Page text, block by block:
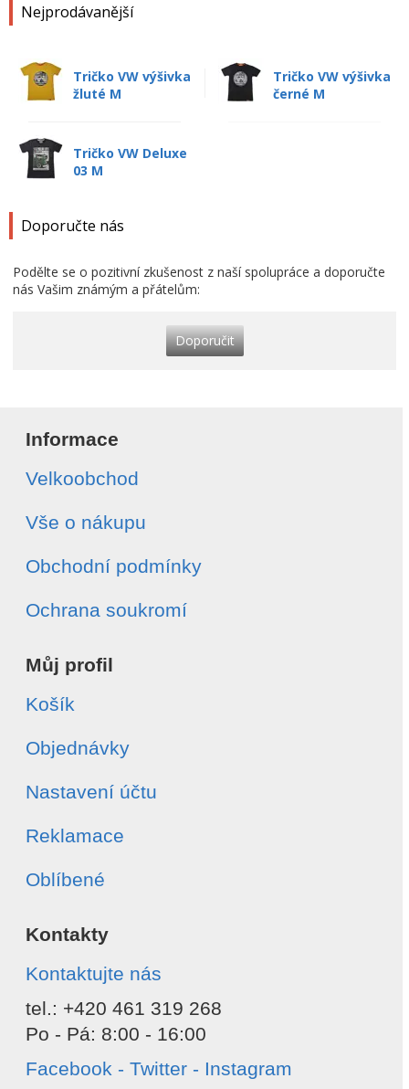
Nejprodávanější
Tričko VW výšivka
žluté M
Tričko VW výšivka
černé M
Tričko VW Deluxe
03 M
Doporučte nás
Podělte se o pozitivní zkušenost z naší spolupráce a doporučte
nás Vašim známým a přátelům:
Doporučit
Informace
Velkoobchod
Vše o nákupu
Obchodní podmínky
Ochrana soukromí
Můj profil
Košík
Objednávky
Nastavení účtu
Reklamace
Oblíbené
Kontakty
Kontaktujte nás
tel.: +420 461 319 268
Po - Pá: 8:00 - 16:00
Facebook - Twitter - Instagram